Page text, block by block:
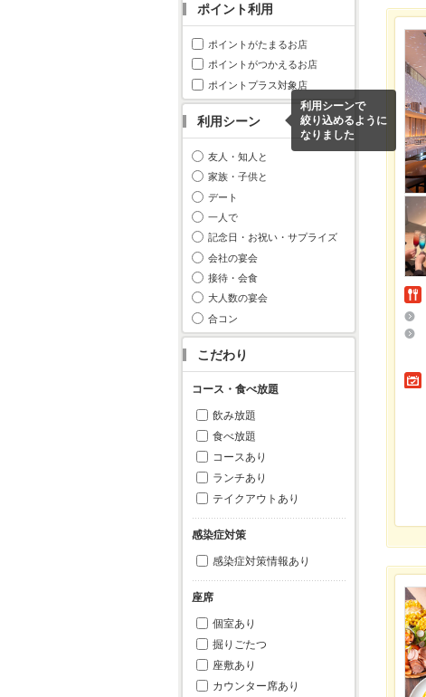
ポイント利用
ポイントがたまるお店
ポイントがつかえるお店
ポイントプラス対象店
利用シーン
利用シーンで
絞り込めるように
なりました
友人・知人と
家族・子供と
デート
一人で
記念日・お祝い・サプライズ
会社の宴会
接待・会食
大人数の宴会
合コン
こだわり
コース・食べ放題
飲み放題
食べ放題
コースあり
ランチあり
テイクアウトあり
感染症対策
感染症対策情報あり
座席
個室あり
掘りごたつ
座敷あり
カウンター席あり